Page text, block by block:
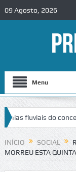
09 Agosto, 2026
Menu
fluviais do concelho
no IC2 em
INÍCIO SOCIAL
MORREU ESTA